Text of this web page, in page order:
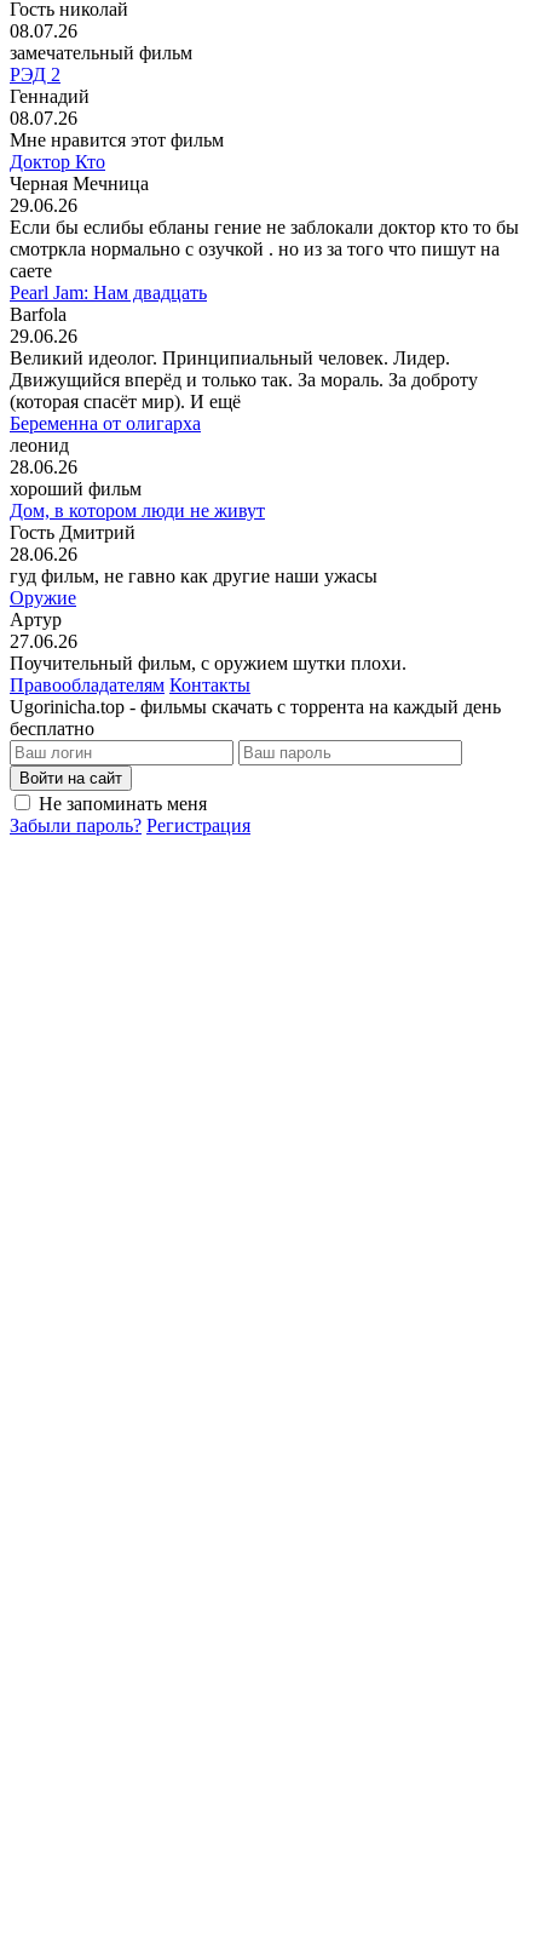
Гость николай
08.07.26
замечательный фильм
РЭД 2
Геннадий
08.07.26
Мне нравится этот фильм
Доктор Кто
Черная Мечница
29.06.26
Если бы еслибы ебланы гение не заблокали доктор кто то бы
смотркла нормально с озучкой . но из за того что пишут на
саете
Pearl Jam: Нам двадцать
Barfola
29.06.26
Великий идеолог. Принципиальный человек. Лидер.
Движущийся вперёд и только так. За мораль. За доброту
(которая спасёт мир). И ещё
Беременна от олигарха
леонид
28.06.26
хороший фильм
Дом, в котором люди не живут
Гость Дмитрий
28.06.26
гуд фильм, не гавно как другие наши ужасы
Оружие
Артур
27.06.26
Поучительный фильм, с оружием шутки плохи.
Правообладателям Контакты
Ugorinicha.top - фильмы скачать с торрента на каждый день
бесплатно
Войти на сайт
Не запоминать меня
Забыли пароль? Регистрация